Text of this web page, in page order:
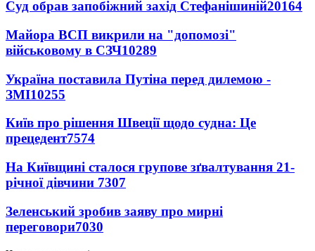
Суд обрав запобіжний захід Стефанішиній20164
Майора ВСП викрили на "допомозі"
військовому в СЗЧ10289
Україна поставила Путіна перед дилемою -
ЗМІ10255
Київ про рішення Швеції щодо судна: Це
прецедент7574
На Київщині сталося групове зґвалтування 21-
річної дівчини 7307
Зеленський зробив заяву про мирні
переговори7030